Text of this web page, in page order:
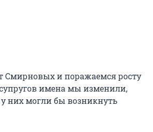
Смирновых и поражаемся росту
имена мы изменили,
у них могли бы возникнуть